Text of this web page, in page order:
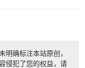
明确标注本站原创，
侵犯了您的权益，请